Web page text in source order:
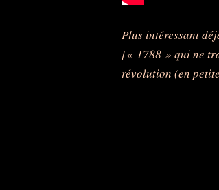
Plus intéressant
[« 1788 » qui ne
révolution (en